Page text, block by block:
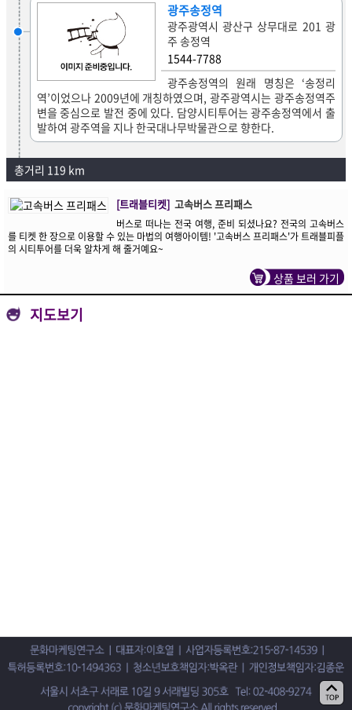
광주송정역
광주광역시 광산구 상무대로 201 광
주 송정역
1544-7788
광주송정역의 원래 명칭은 ‘송정리
역’이었으나 2009년에 개칭하였으며, 광주광역시는 광주송정역주
변을 중심으로 발전 중에 있다. 담양시티투어는 광주송정역에서 출
발하여 광주역을 지나 한국대나무박물관으로 향한다.
총거리 119 km
[트래블티켓] 고속버스 프리패스
버스로 떠나는 전국 여행, 준비 되셨나요? 전국의 고속버스
를 티켓 한 장으로 이용할 수 있는 마법의 여행아이템! '고속버스 프리패스'가 트래블피플
의 시티투어를 더욱 알차게 해 줄거예요~
상품 보러 가기
지도보기